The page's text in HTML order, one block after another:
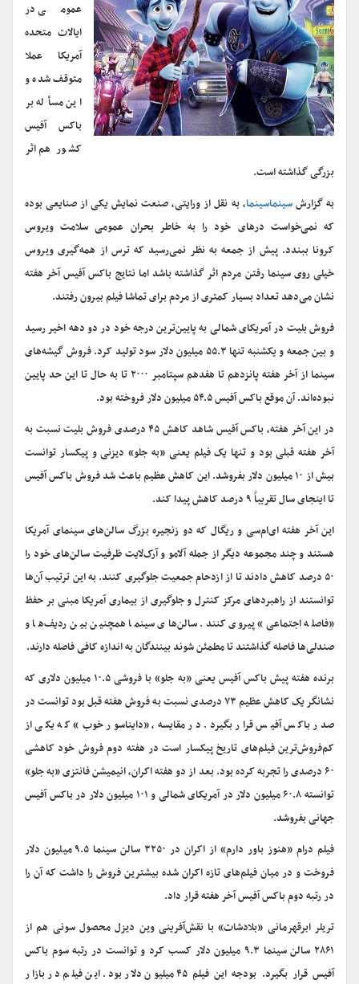
عمومی در
ایالات متحده
آمریکا عملا
متوقف شده و
این مسأله بر
باکس آفیس
کشور هم اثر
بزرگی گذاشته است.
به گزارشسینماسینما، به نقل از ورایتی، صنعت نمایش یکی از صنایعی بوده
که نمی‌خواست درهای خود را به خاطر بحران عمومی سلامت ویروس
کرونا ببندد. پیش از جمعه به نظر نمی‌رسید که ترس از همه‌گیری ویروس
خیلی روی سینما رفتن مردم اثر گذاشته باشد اما نتایج باکس آفیس آخر هفته
نشان می‌دهد تعداد بسیار کمتری از مردم برای تماشا فیلم بیرون رفتند.
فروش بلیت در آمریکای شمالی به پایین‌ترین درجه خود در دو دهه اخیر رسید
و بین جمعه و یکشنبه تنها ۵۵.۳ میلیون دلار سود تولید کرد. فروش گیشه‌های
سینما از آخر هفته پانزدهم تا هفدهم سپتامبر ۲۰۰۰ تا به حال تا این حد پایین
نبوده‌اند. آن موقع باکس آفیس ۵۴.۵ میلیون دلار فروخته بود.
در این آخر هفته، باکس آفیس شاهد کاهش ۴۵ درصدی فروش بلیت نسبت به
آخر هفته قبلی بود و تنها یک فیلم یعنی «به جلو» دیزنی و پیکسار توانست
بیش از ۱۰ میلیون دلار بفروشد. این کاهش عظیم باعث شد فروش باکس آفیس
تا اینجای سال تقریباً ۹ درصد کاهش پیدا کند.
این آخر هفته ای‌ام‌سی و ریگال که دو زنجیره بزرگ سالن‌های سینمای آمریکا
هستند و چند مجموعه دیگر از جمله آلامو و آرک‌لایت ظرفیت سالن‌های خود را
۵۰ درصد کاهش دادند تا از ازدحام جمعیت جلوگیری کنند. به این ترتیب آن‌ها
توانستند از راهبردهای مرکز کنترل و جلوگیری از بیماری آمریکا مبنی بر حفظ
«فاصله اجتماعی» پیروی کنند. سالن‌های سینما همچنین بین ردیف‌ها و
صندلی‌ها فاصله گذاشتند تا مطمئن شوند بینندگان به اندازه کافی فاصله دارند.
برنده هفته پیش باکس آفیس یعنی «به جلو» با فروشی ۱۰.۵ میلیون دلاری که
نشانگر یک کاهش عظیم ۷۳ درصدی نسبت به فروش هفته قبل بود توانست در
صدر باکس آفیس قرار بگیرد. در مقایسه، «دایناسور خوب» که یکی از
کم‌فروش‌ترین فیلم‌های تاریخ پیکسار است در هفته دوم فروش خود کاهشی
۶۰ درصدی را تجربه کرده بود. بعد از دو هفته اکران، انیمیشن فانتزی «به جلو»
توانسته ۶۰.۸ میلیون دلار در آمریکای شمالی و ۱۰۱ میلیون دلار در باکس آفیس
جهانی بفروشد.
فیلم درام «هنوز باور دارم» از اکران در ۳۲۵۰ سالن سینما ۹.۵ میلیون دلار
فروخت و در میان فیلم‌های تازه اکران شده بیشترین فروش را داشت که آن را
در رتبه دوم باکس آفیس آخر هفته قرار داد.
تریلر ابرقهرمانی «بلادشات» با نقش‌آفرینی وین دیزل محصول سونی هم از
۲۸۶۱ سالن سینما ۹.۳ میلیون دلار کسب کرد و توانست در رتبه سوم باکس
آفیس قرار بگیرد. بودجه این فیلم ۴۵ میلیون دلار بود. این فیلم در بازار